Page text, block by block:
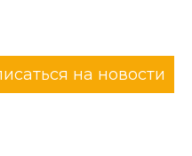
на новости